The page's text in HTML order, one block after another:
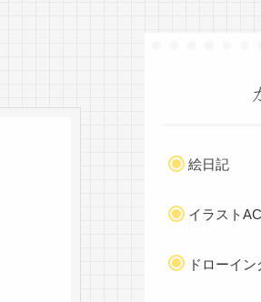
絵日記
イラストAC
ドローイン